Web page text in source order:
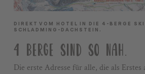
DIREKT VOM HOTEL IN DIE 4-BERGE
SCHLADMING-DACHSTEIN.
4 BERGE SIND SO NAH.
Die erste Adresse für alle, die als Erstes